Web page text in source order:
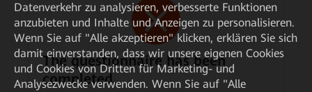
The questionnaire has been
completed.
Datenverkehr zu analysieren, verbesserte Funktionen
anzubieten und Inhalte und Anzeigen zu personalisieren.
Wenn Sie auf "Alle akzeptieren" klicken, erklären Sie sich
damit einverstanden, dass wir unsere eigenen Cookies
und Cookies von Dritten für Marketing- und
Analysezwecke verwenden. Wenn Sie auf "Alle